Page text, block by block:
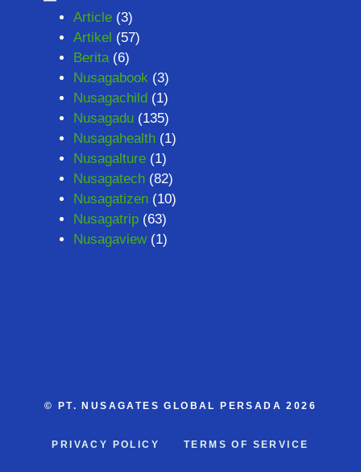
Article (3)
Artikel (57)
Berita (6)
Nusagabook (3)
Nusagachild (1)
Nusagadu (135)
Nusagahealth (1)
Nusagalture (1)
Nusagatech (82)
Nusagatizen (10)
Nusagatrip (63)
Nusagaview(1)
© PT. NUSAGATES GLOBAL PERSADA 2026
PRIVACY POLICY TERMS OF SERVICE